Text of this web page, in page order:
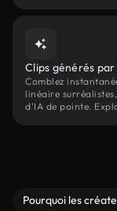
Clips générés
Comblez
linéaire
d'IA de pointe.
Pourquoi les